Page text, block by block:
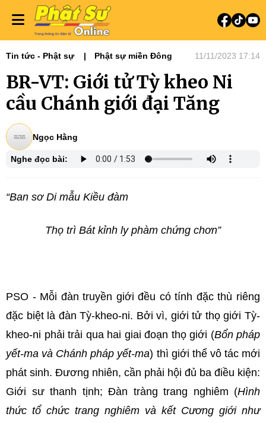
Tin tức - Phật sự Phật sự miền Đông 11/11/2023 17:14
BR-VT: Giới tử Tỳ kheo Ni
cầu Chánh giới đại Tăng
Ngọc Hằng
Nghe đọc bài:
“Ban sơ Di mẫu Kiều đàm
Thọ trì Bát kỉnh ly phàm chứng chơn”
PSO - Mỗi đàn truyền giới đều có tính đặc thù riêng
đặc biệt là đàn Tỳ-kheo-ni. Bởi vì, giới tử thọ giới Tỳ-
kheo-ni phải trải qua hai giai đoạn thọ giới (Bổn pháp
yết-ma và Chánh pháp yết-ma) thì giới thể vô tác mới
phát sinh. Đương nhiên, cần phải hội đủ ba điều kiện:
Giới sư thanh tịnh; Đàn tràng trang nghiêm (Hình
thức tổ chức trang nghiêm và kết Cương giới như